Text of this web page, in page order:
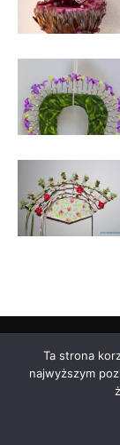
© CKU Stalowa
Ta strona
najwyższym